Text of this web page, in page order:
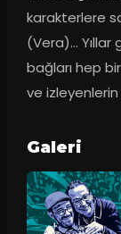
karakterlere
(Vera)...
bağları hep
ve izleyenlerin
Galeri